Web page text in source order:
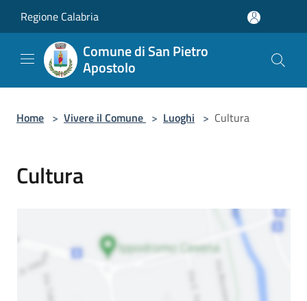
Regione Calabria
Comune di San Pietro
Apostolo
Home > Vivere il Comune > Luoghi > Cultura
Cultura